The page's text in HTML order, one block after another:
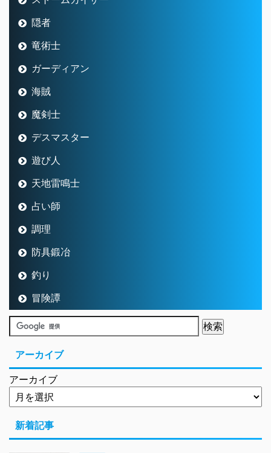
隠者
竜術士
ガーディアン
海賊
魔剣士
デスマスター
遊び人
天地雷鳴士
占い師
調理
防具鍛冶
釣り
冒険譚
アーカイブ
アーカイブ
新着記事